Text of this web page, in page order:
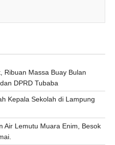
Ribuan Massa Buay Bulan
DPRD Tubaba
Kepala Sekolah di Lampung
Air Lemutu Muara Enim, Besok